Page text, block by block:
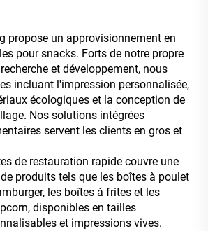
propose un approvisionnement en
pour snacks. Forts de notre propre
et développement, nous
incluant l'impression personnalisée,
écologiques et la conception de
Nos solutions intégrées
servent les clients en gros et
de restauration rapide couvre une
produits tels que les boîtes à poulet
les boîtes à frites et les
disponibles en tailles
et impressions vives.